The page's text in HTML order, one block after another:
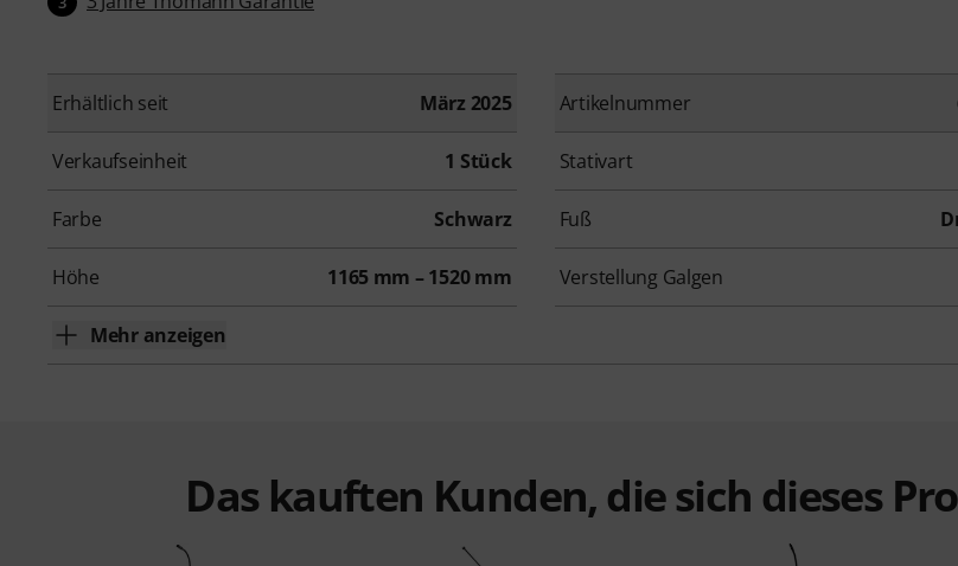
Erhältlich seit März 2025 Artikelnummer
Verkaufseinheit 1 Stück Stativart
Farbe Schwarz Fuß
Höhe 1165 mm – 1520 mm Verstellung Galgen
Mehr anzeigen
Das kauften Kunden, die sich dieses